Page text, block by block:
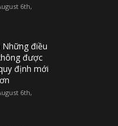
6th,
Những điều
được
định mới
6th,